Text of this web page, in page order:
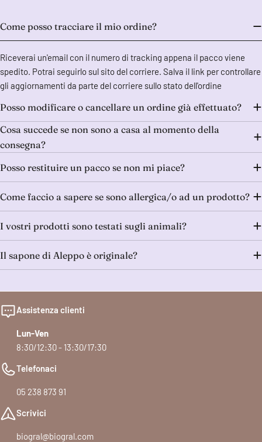
Come posso tracciare il mio ordine?
Riceverai un'email con il numero di tracking appena il pacco viene
spedito. Potrai seguirlo sul sito del corriere. Salva il link per controllare
gli aggiornamenti da parte del corriere sullo stato dell'ordine
Posso modificare o cancellare un ordine già effettuato?
Cosa succede se non sono a casa al momento della
consegna?
Posso restituire un pacco se non mi piace?
Come faccio a sapere se sono allergica/o ad un prodotto?
I vostri prodotti sono testati sugli animali?
Il sapone di Aleppo è originale?
Assistenza clienti
Lun-Ven
8:30/12:30 - 13:30/17:30
Telefonaci
05 238 873 91
Scrivici
biogral@biogral.com